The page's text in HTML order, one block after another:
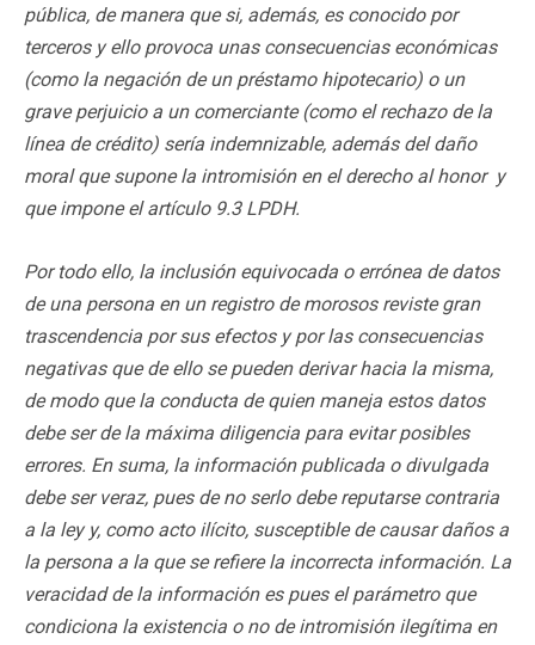
pública, de manera que si, además, es conocido por
terceros y ello provoca unas consecuencias económicas
(como la negación de un préstamo hipotecario) o un
grave perjuicio a un comerciante (como el rechazo de la
línea de crédito) sería indemnizable, además del daño
moral que supone la intromisión en el derecho al honor y
que impone el artículo 9.3 LPDH.
Por todo ello, la inclusión equivocada o errónea de datos
de una persona en un registro de morosos reviste gran
trascendencia por sus efectos y por las consecuencias
negativas que de ello se pueden derivar hacia la misma,
de modo que la conducta de quien maneja estos datos
debe ser de la máxima diligencia para evitar posibles
errores. En suma, la información publicada o divulgada
debe ser veraz, pues de no serlo debe reputarse contraria
a la ley y, como acto ilícito, susceptible de causar daños a
la persona a la que se refiere la incorrecta información. La
veracidad de la información es pues el parámetro que
condiciona la existencia o no de intromisión ilegítima en